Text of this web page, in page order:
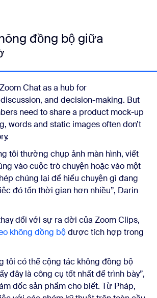
đồng bộ giữa
Chat as a hub for
and decision-making. But
need to share a product mock-up
words and static images often don’t
tôi thường chụp ảnh màn hình, viết
vào cuộc trò chuyện hoặc vào một
chúng lại để hiểu chuyện gì đang
đó tốn thời gian hơn nhiều”, Darin
đổi với sự ra đời của Zoom Clips,
không đồng bộđược tích hợp trong
tôi có thể cộng tác không đồng bộ
đây là công cụ tốt nhất để trình bày”,
đốc sản phẩm cho biết. Từ Pháp,